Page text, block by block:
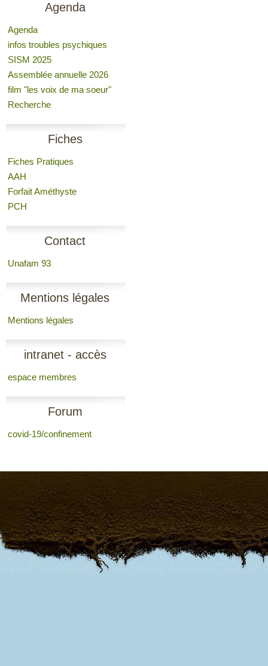
Agenda
Agenda
infos troubles psychiques
SISM 2025
Assemblée annuelle 2026
film "les voix de ma soeur"
Recherche
Fiches
Fiches Pratiques
AAH
Forfait Améthyste
PCH
Contact
Unafam 93
Mentions légales
Mentions légales
intranet - accès
membres
espace membres
Forum
covid-19/confinement